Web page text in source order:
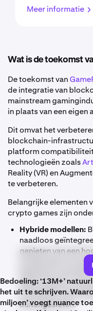
Meer informatie
Wat is de toekomst
De toekomst van
de integratie van
mainstream
in plaats van een
Dit omvat het
blockchain-
platform
technologieën zoals
Reality (VR) en
te verbeteren.
Belangrijke elementen
crypto games zijn
Hybride modellen:
naadloos
genieten van een
zonder dat ze
Eigendom van
geen vereiste,
met Web3-
buitengesloten.
Bedoeling: ‘13M+’
het uit te schrijven.
miljoen’ voegt nuance